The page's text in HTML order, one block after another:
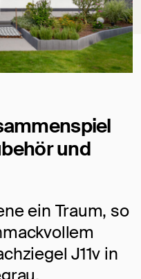
und
ein Traum, so
J11v in